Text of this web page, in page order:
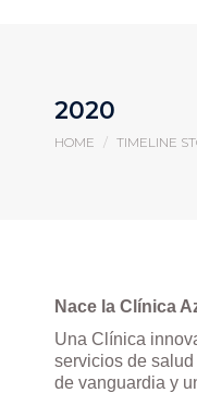
2020
You are here:
HOME TIMELINE
Nace la Clínica
Una Clínica
servicios de
de vanguardia y